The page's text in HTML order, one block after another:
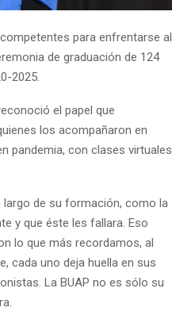
para enfrentarse al
de graduación de 124
2025.
el papel que
los acompañaron en
pandemia, con clases virtuales
largo de su formación, como la
y que éste les fallara. Eso
lo que más recordamos, al
cada uno deja huella en sus
La BUAP no es sólo su